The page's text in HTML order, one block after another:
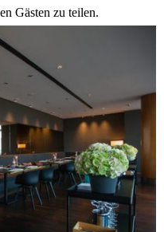
Gästen zu teilen.